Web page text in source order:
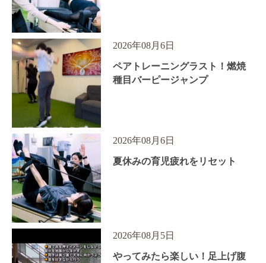
2026年08月6日
ペアトレーニングラスト！燃焼
種目バーピージャンプ
2026年08月6日
夏休みの育児疲れをリセット
2026年08月5日
やってみたら楽しい！足上げ腹